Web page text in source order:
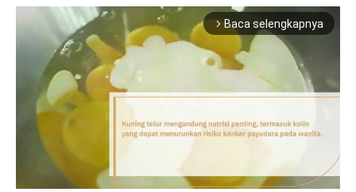
arrow_forward_ios Baca selengkapnya